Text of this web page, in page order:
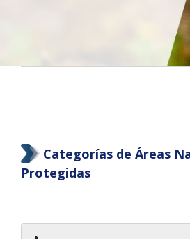
Categorías de Áreas
Protegidas